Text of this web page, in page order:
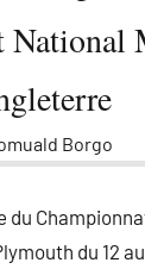
National
Borgo
du
du 12